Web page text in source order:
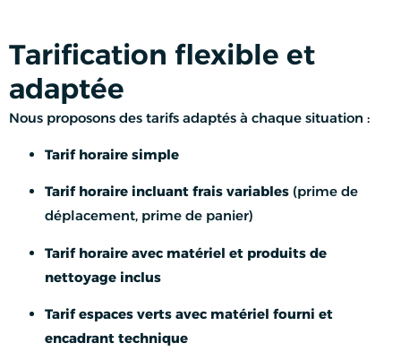
Tarification flexible et
adaptée
Nous proposons des tarifs adaptés à chaque situation :
Tarif horaire simple
Tarif horaire incluant frais variables (prime de
déplacement, prime de panier)
Tarif horaire avec matériel et produits de
nettoyage inclus
Tarif espaces verts avec matériel fourni et
encadrant technique